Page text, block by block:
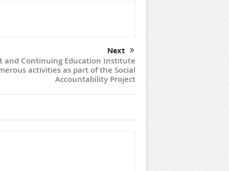
Next
and Continuing Education Institute
activities as part of the Social
Accountability Project